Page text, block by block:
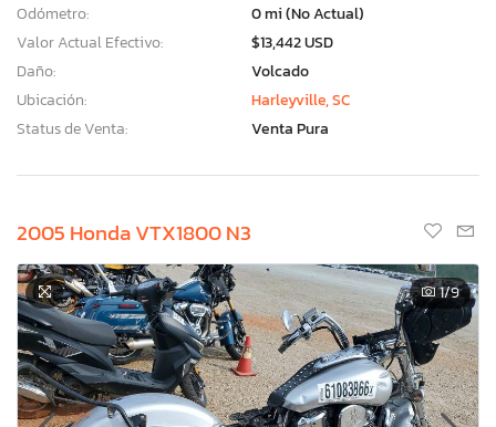
Odómetro:
0 mi (No Actual)
Valor Actual Efectivo:
$13,442 USD
Daño:
Volcado
Ubicación:
Harleyville, SC
Status de Venta:
Venta Pura
2005 Honda VTX1800 N3
1/9